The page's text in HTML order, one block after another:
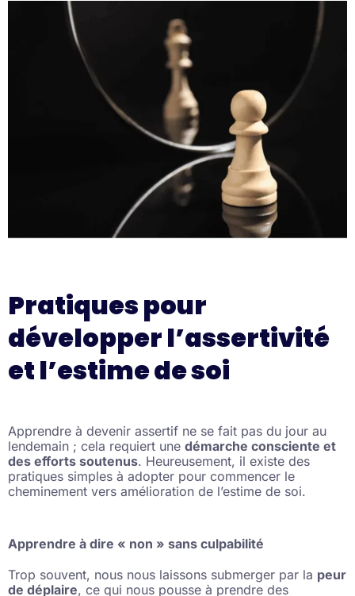
Pratiques pour
développer l’assertivité
et l’estime de soi
Apprendre à devenir assertif ne se fait pas du jour au
lendemain ; cela requiert une démarche consciente et
des efforts soutenus. Heureusement, il existe des
pratiques simples à adopter pour commencer le
cheminement vers amélioration de l’estime de soi.
Apprendre à dire « non » sans culpabilité
Trop souvent, nous nous laissons submerger par la peur
de déplaire, ce qui nous pousse à prendre des